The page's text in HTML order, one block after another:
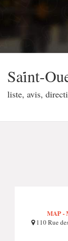
Sai̇̇nt-
liste, avis,
MAP -
110 Rue